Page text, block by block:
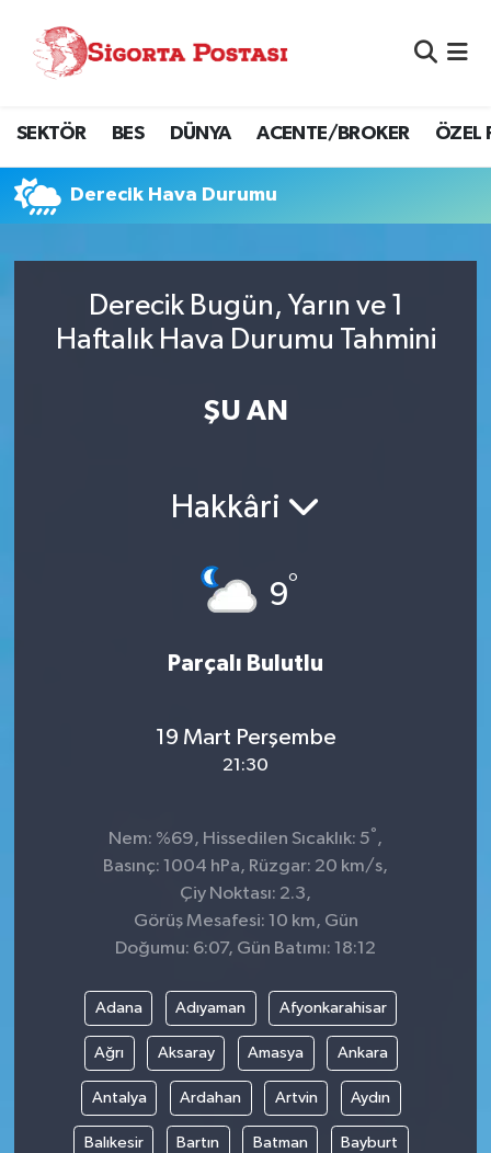
SEKTÖR BES DÜNYA ACENTE/BROKER ÖZEL
Derecik Hava Durumu
Derecik Bugün, Yarın ve 1
Haftalık Hava Durumu Tahmini
ŞU AN
Hakkâri
9°
Parçalı Bulutlu
19 Mart Perşembe
21:30
Nem: %69, Hissedilen Sıcaklık: 5° ,
Basınç: 1004 hPa, Rüzgar: 20 km/s,
Çiy Noktası: 2.3,
Görüş Mesafesi: 10 km, Gün
Doğumu: 6:07, Gün Batımı: 18:12
Adana Adıyaman Afyonkarahisar
Ağrı Aksaray Amasya Ankara
Antalya Ardahan Artvin Aydın
Balıkesir Bartın Batman Bayburt
Nöbetçi Eczaneler
Hava Durumu
Namaz Vakitleri
Süper Lig Puan Durumu ve Fikstür
Son Dakika Haberleri